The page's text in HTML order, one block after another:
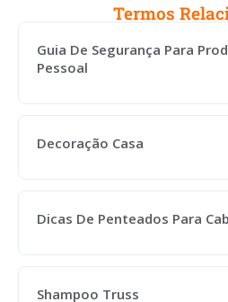
Termos
Guia De Segurança Para
Pessoal
Decoração Casa
Dicas De Penteados Para
Shampoo Truss